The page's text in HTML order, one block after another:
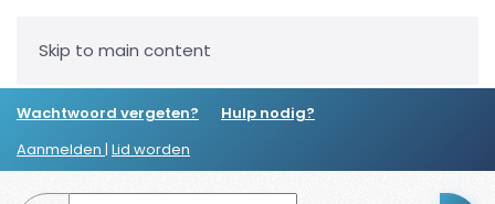
Skip to main content
Wachtwoord vergeten?
Hulp nodig?
Aanmelden | Lid worden